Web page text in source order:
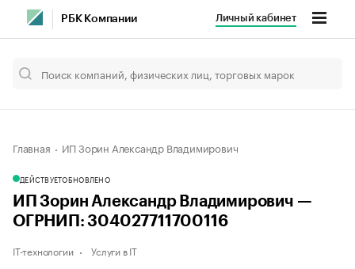
РБК Компании Личный кабинет
Главная ИП Зорин Александр Владимирович
ДЕЙСТВУЕТОБНОВЛЕНО
ИП Зорин Александр Владимирович —
ОГРНИП: 304027711700116
IT-технологии Услуги в IT